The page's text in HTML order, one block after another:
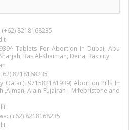
(+62) 8218168235
Tablets For Abortion In Dubai, Abu
Ras Al-Khaimah, Deira, Rak city
8218168235
Abortion Pills In
,Ajman, Alain Fujairah - Mifepristone and
(+62) 8218168235